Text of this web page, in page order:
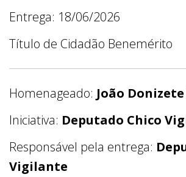
Entrega: 18/06/2026
Título de Cidadão Benemérito
Homenageado: João
Iniciativa: Deputado Chico
Responsável pela entrega:
Vigilante